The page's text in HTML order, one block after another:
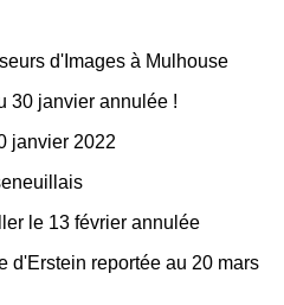
d'Images à Mulhouse
30 janvier annulée !
janvier 2022
le 13 février annulée
d'Erstein reportée au 20 mars